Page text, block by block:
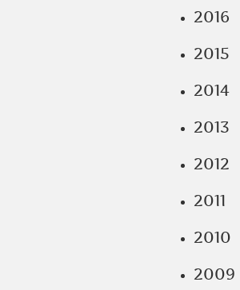
2016
2015
2014
2013
2012
2011
2010
2009